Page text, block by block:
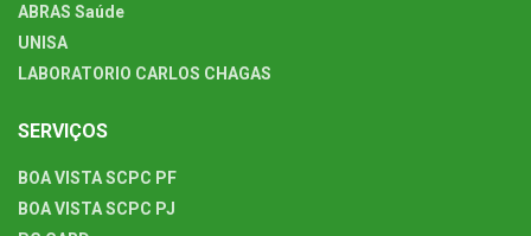
ABRAS Saúde
UNISA
LABORATORIO CARLOS CHAGAS
SERVIÇOS
BOA VISTA SCPC PF
BOA VISTA SCPC PJ